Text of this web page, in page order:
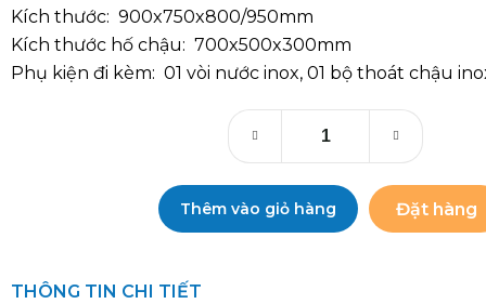
Kích thước: 900x750x800/950mm
Kích thước hố chậu: 700x500x300mm
Phụ kiện đi kèm: 01 vòi nước inox, 01 bộ thoát chậu
Thêm vào giỏ hàng Đặt hàng
THÔNG TIN CHI TIẾT